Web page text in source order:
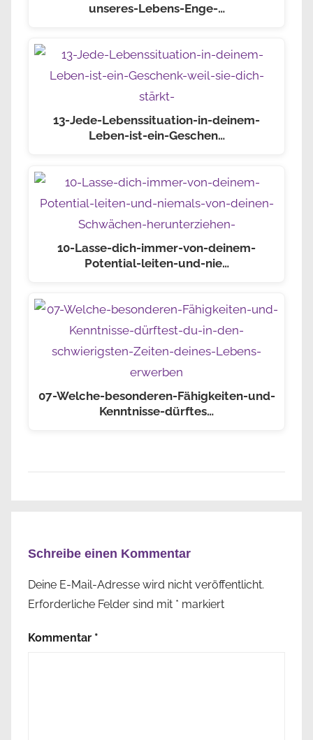
unseres-Lebens-Enge-…
13-Jede-Lebenssituation-in-deinem-
Leben-ist-ein-Geschen…
10-Lasse-dich-immer-von-deinem-
Potential-leiten-und-nie…
07-Welche-besonderen-Fähigkeiten-und-
Kenntnisse-dürftes…
Schreibe einen Kommentar
Deine E-Mail-Adresse wird nicht veröffentlicht.
Erforderliche Felder sind mit * markiert
Kommentar *